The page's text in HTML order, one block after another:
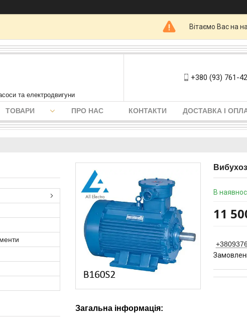
Вітаємо Вас на
та електродвигуни
+380 (93) 761-
ТОВАРИ ПРО НАС КОНТАКТИ ДОСТАВКА І
В
11
Загальна інформація: